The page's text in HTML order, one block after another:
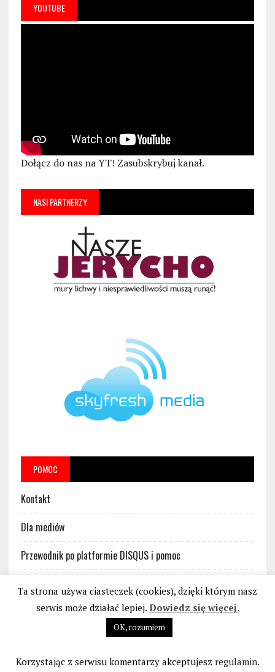
YOUTUBE
Dołącz do nas na YT! Zasubskrybuj kanał.
NASI PARTNERZY
POMOC
Kontakt
Dla mediów
Przewodnik po platformie DISQUS i pomoc
Regulamin platformy DISQUS w serwisie BankoweBezprawie.pl
ROK
Ta strona używa ciasteczek (cookies), dzięki którym nasz
serwis może działać lepiej. Dowiedz się więcej.
OK, rozumiem
Korzystając z serwisu komentarzy akceptujesz regulamin.